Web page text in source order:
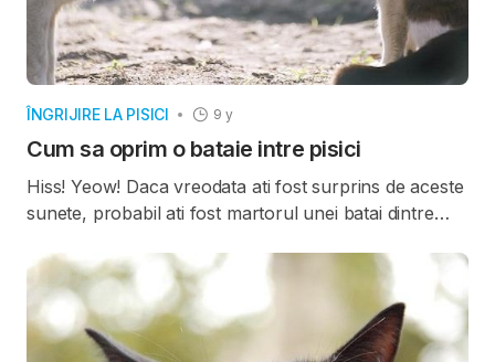
ÎNGRIJIRE LA PISICI 9 y
Cum sa oprim o bataie intre pisici
Hiss! Yeow! Daca vreodata ati fost surprins de aceste
sunete, probabil ati fost martorul unei batai dintre